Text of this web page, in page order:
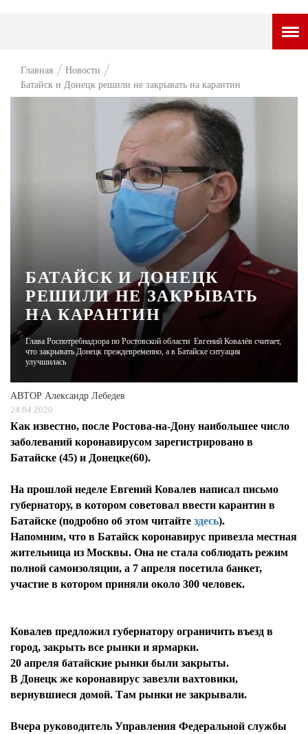
НОВОСТИ
ВОПРОС НЕДЕЛИ
ПРЕМЬЕРА
ТАМ И ТУТ
СТИЛЬ ЖИЗНИ
ХАЙП
ЧЕЛОВЕК ОСОБЕННЫЙ
КУЛЬТ ЕДЫ
АФИША
ЖУРНАЛ
Главная
Новости
Батайск и Донецк решили не закрывать на карантин
БАТАЙСК И ДОНЕЦК
РЕШИЛИ НЕ ЗАКРЫВАТЬ
НА КАРАНТИН
Глава Роспотребнадзора по Ростовской области Евгений Ковалёв считает,
что закрывать Донецк преждевременно, а в Батайске ситуация
улучшилась
АВТОР Александр Лебедев
24.04.2020
Как известно, после Ростова-на-Дону наибольшее число
заболеваний коронавирусом зарегистрировано в
Батайске (45) и Донецке(60).
На прошлой неделе Евгений Ковалев написал письмо
губернатору, в котором советовал ввести карантин в
Батайске (подробно об этом читайте здесь).
Напомним, что в Батайск коронавирус привезла местная
жительница из Москвы. Она не стала соблюдать режим
полной самоизоляции, а 7 апреля посетила банкет,
участие в котором приняли около 300 человек.
Ковалев предложил губернатору ограничить въезд в
город, закрыть все рынки и ярмарки.
20 апреля батайские рынки были закрыты.
В Донецк же коронавирус завезли вахтовики,
вернувшиеся домой. Там рынки не закрывали.
Вчера руководитель Управления Федеральной службы